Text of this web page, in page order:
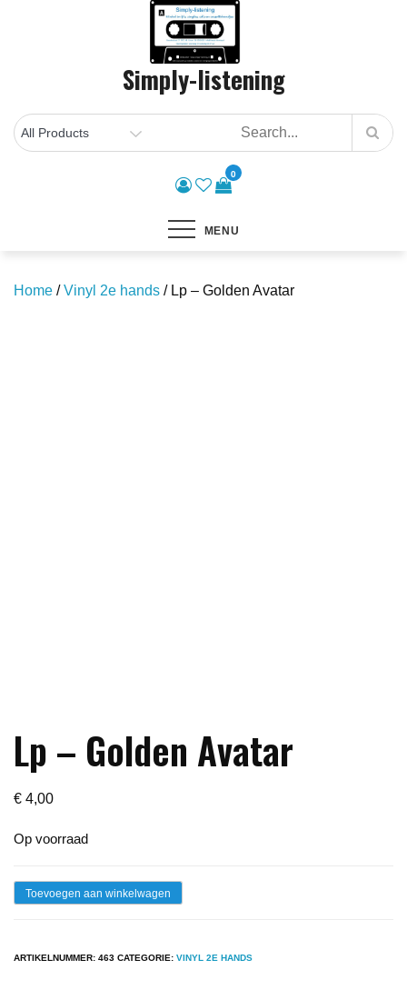
Simply-listening
0
MENU
Home /Vinyl 2e hands / Lp – Golden Avatar
Lp – Golden Avatar
€ 4,00
Op voorraad
LpToevoegen aan winkelwagen
ARTIKELNUMMER: 463 CATEGORIE: VINYL 2E HANDS